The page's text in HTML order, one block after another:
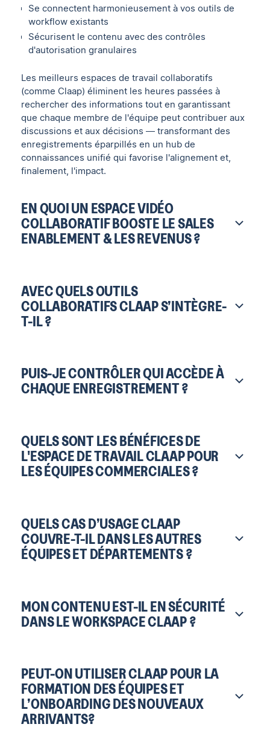
Se connectent harmonieusement à vos outils de
workflow existants
Sécurisent le contenu avec des contrôles
d'autorisation granulaires
Les meilleurs espaces de travail collaboratifs
(comme Claap) éliminent les heures passées à
rechercher des informations tout en garantissant
que chaque membre de l'équipe peut contribuer aux
discussions et aux décisions — transformant des
enregistrements éparpillés en un hub de
connaissances unifié qui favorise l'alignement et,
finalement, l'impact.
EN QUOI UN ESPACE VIDÉO
COLLABORATIF BOOSTE LE SALES
ENABLEMENT & LES REVENUS ?
AVEC QUELS OUTILS
COLLABORATIFS CLAAP S’INTÈGRE-
T-IL ?
PUIS-JE CONTRÔLER QUI ACCÈDE À
CHAQUE ENREGISTREMENT ?
QUELS SONT LES BÉNÉFICES DE
L'ESPACE DE TRAVAIL CLAAP POUR
LES ÉQUIPES COMMERCIALES ?
QUELS CAS D’USAGE CLAAP
COUVRE-T-IL DANS LES AUTRES
ÉQUIPES ET DÉPARTEMENTS ?
MON CONTENU EST-IL EN SÉCURITÉ
DANS LE WORKSPACE CLAAP ?
PEUT-ON UTILISER CLAAP POUR LA
FORMATION DES ÉQUIPES ET
L’ONBOARDING DES NOUVEAUX
ARRIVANTS?